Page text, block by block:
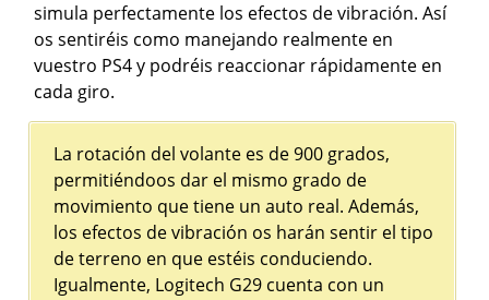
simula perfectamente los efectos de vibración. Así
os sentiréis como manejando realmente en
vuestro PS4 y podréis reaccionar rápidamente en
cada giro.
La rotación del volante es de 900 grados,
permitiéndoos dar el mismo grado de
movimiento que tiene un auto real. Además,
los efectos de vibración os harán sentir el tipo
de terreno en que estéis conduciendo.
Igualmente, Logitech G29 cuenta con un